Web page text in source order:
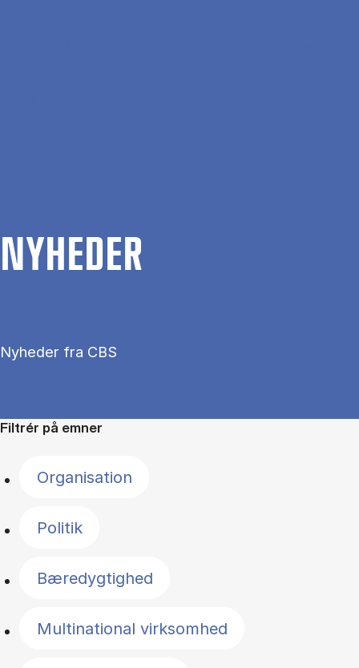
NYHE­DER
Nyheder fra CBS
Filtrér på emner
Organisation
Politik
Bæredygtighed
Multinational virksomhed